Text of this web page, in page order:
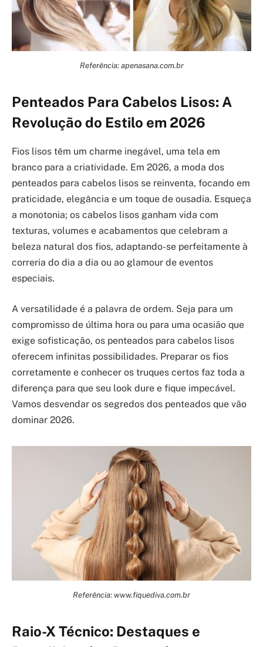
Referência: apenasana.com.br
Penteados Para Cabelos Lisos: A
Revolução do Estilo em 2026
Fios lisos têm um charme inegável, uma tela em
branco para a criatividade. Em 2026, a moda dos
penteados para cabelos lisos se reinventa, focando em
praticidade, elegância e um toque de ousadia. Esqueça
a monotonia; os cabelos lisos ganham vida com
texturas, volumes e acabamentos que celebram a
beleza natural dos fios, adaptando-se perfeitamente à
correria do dia a dia ou ao glamour de eventos
especiais.
A versatilidade é a palavra de ordem. Seja para um
compromisso de última hora ou para uma ocasião que
exige sofisticação, os penteados para cabelos lisos
oferecem infinitas possibilidades. Preparar os fios
corretamente e conhecer os truques certos faz toda a
diferença para que seu look dure e fique impecável.
Vamos desvendar os segredos dos penteados que vão
dominar 2026.
Referência: www.fiquediva.com.br
Raio-X Técnico: Destaques e